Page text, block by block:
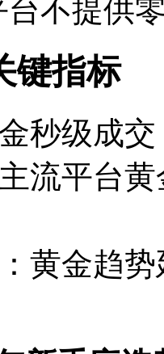
台不提供
键指标
金秒级成
流平台
：黄金趋